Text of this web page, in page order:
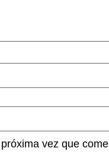
vez que